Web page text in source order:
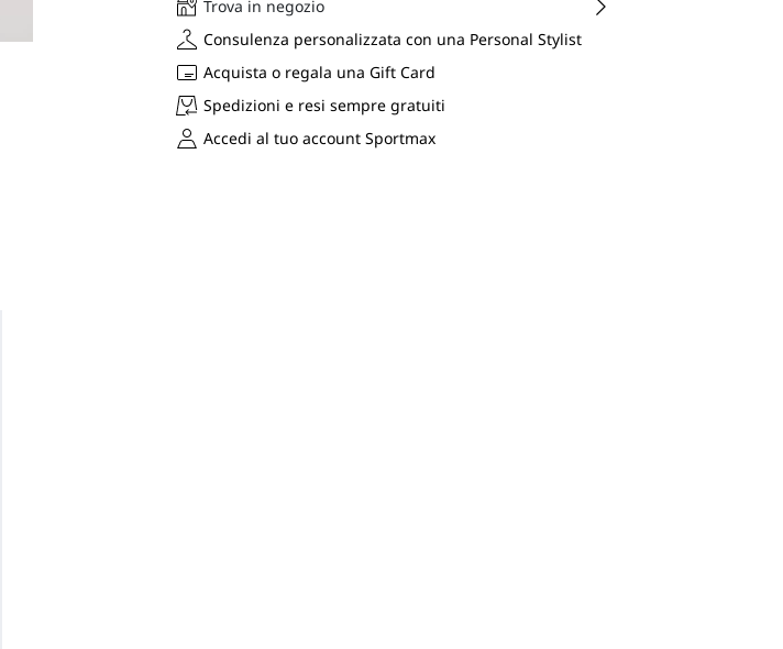
Trova in negozio
Consulenza personalizzata con una Personal Stylist
Acquista o regala una Gift Card
Spedizioni e resi sempre gratuiti
Accedi al tuo account Sportmax